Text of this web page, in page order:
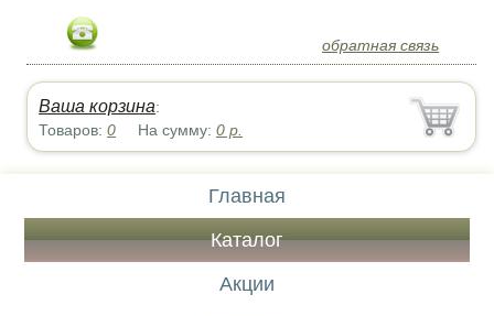
обратная связь
Ваша корзина:
Товаров:0 На сумму:0 р.
Главная
Каталог
Акции